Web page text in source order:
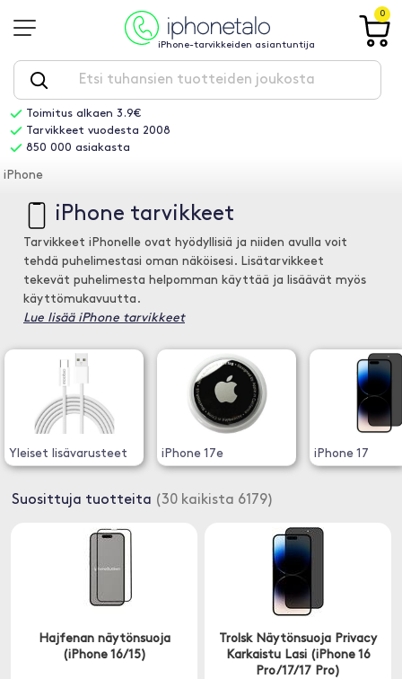
iPhone-tarvikkeiden asiantuntija
0
Toimitus alkaen 3.9€
Tarvikkeet vuodesta 2008
850 000 asiakasta
iPhone
iPhone tarvikkeet
Tarvikkeet iPhonelle ovat hyödyllisiä ja niiden avulla voit
tehdä puhelimestasi oman näköisesi. Lisätarvikkeet
tekevät puhelimesta helpomman käyttää ja lisäävät myös
käyttömukavuutta.
Lue lisää iPhone tarvikkeet
Yleiset lisävarusteet iPhone 17e iPhone 17
Suosittuja tuotteita (30 kaikista 6179)
Hajfenan näytönsuoja
(iPhone 16/15)
Trolsk Näytönsuoja Privacy
Karkaistu Lasi (iPhone 16
Pro/17/17 Pro)